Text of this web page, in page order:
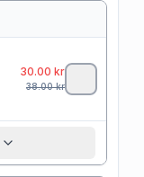
30.00 kr
38.00kr